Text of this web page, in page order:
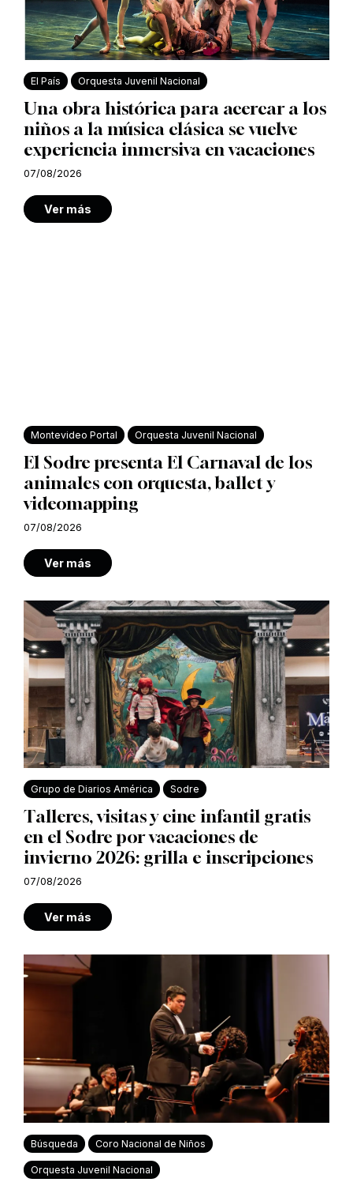
El País Orquesta Juvenil Nacional
Una obra histórica para acercar a los
niños a la música clásica se vuelve
experiencia inmersiva en vacaciones
07/08/2026
Ver más
Montevideo Portal Orquesta Juvenil Nacional
El Sodre presenta El Carnaval de los
animales con orquesta, ballet y
videomapping
07/08/2026
Ver más
Grupo de Diarios América Sodre
Talleres, visitas y cine infantil gratis
en el Sodre por vacaciones de
invierno 2026: grilla e inscripciones
07/08/2026
Ver más
Búsqueda Coro Nacional de Niños
Orquesta Juvenil Nacional